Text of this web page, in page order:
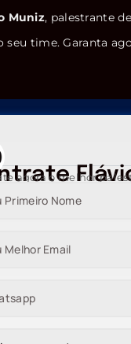
Muniz, palestrante de
seu time. Garanta
agora o melhor